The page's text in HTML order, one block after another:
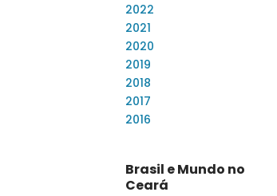
2022
2021
2020
2019
2018
2017
2016
Brasil e Mundo no
Ceará